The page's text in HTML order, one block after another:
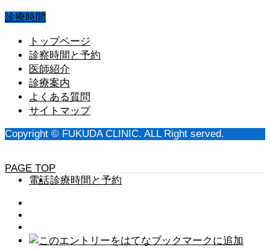
診療時間
トップページ
診察時間と予約
医師紹介
診療案内
よくある質問
サイトマップ
Copyright © FUKUDA CLINIC. ALL Right served.
PAGE TOP
電話診療時間と予約